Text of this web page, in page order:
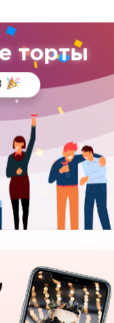
торты